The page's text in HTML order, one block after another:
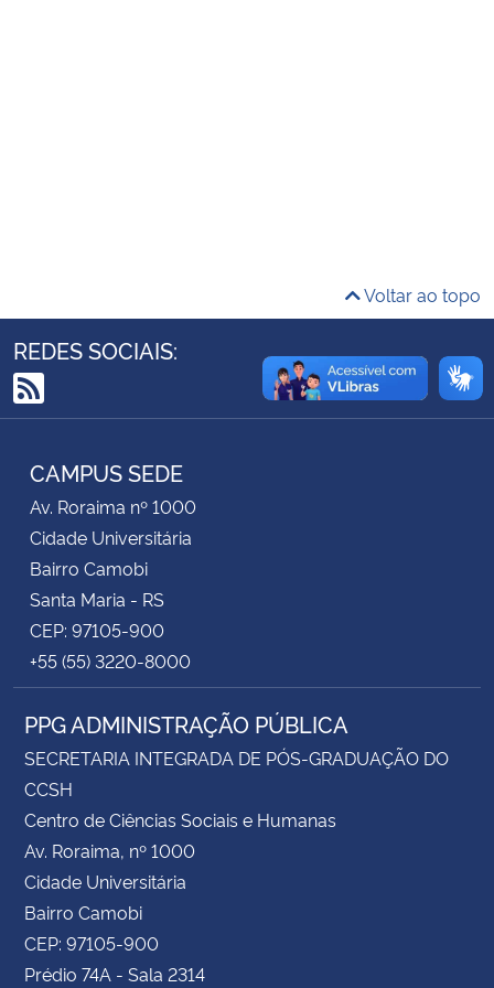
Ministério do Desenvolvimento Regional
Ministério da Mulher, da Família e dos Direitos Humanos
Secretaria-Geral
Secretaria de Governo
Gabinete de Segurança Institucional
Advocacia-Geral da União
Voltar ao topo
REDES SOCIAIS:
RSS
CAMPUS SEDE
Av. Roraima nº 1000
Cidade Universitária
Bairro Camobi
Santa Maria - RS
CEP: 97105-900
+55 (55) 3220-8000
PPG ADMINISTRAÇÃO PÚBLICA
SECRETARIA INTEGRADA DE PÓS-GRADUAÇÃO DO
CCSH
Centro de Ciências Sociais e Humanas
Av. Roraima, nº 1000
Cidade Universitária
Bairro Camobi
CEP: 97105-900
Prédio 74A - Sala 2314